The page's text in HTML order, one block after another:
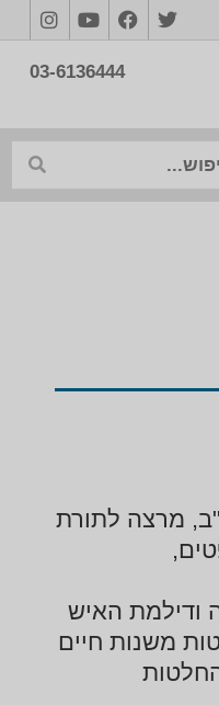
03-6136444
מרצה לתורת
ודילמת האיש
שלנו באופן אקטיבי ופסיבי" (2019), ו"החלטות משנות חיים
החלטות